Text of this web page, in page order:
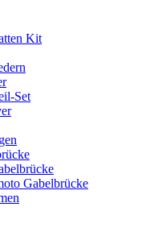
Kit
Set
Gabelbrücke